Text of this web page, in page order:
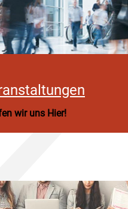
wir uns Hier!